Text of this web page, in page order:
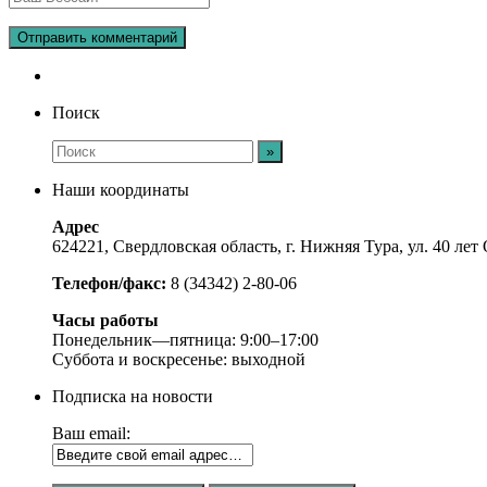
Поиск
Наши координаты
Адрес
624221, Свердловская область, г. Нижняя Тура, ул. 40 лет
Телефон/факс: 8 (34342) 2-80-06
Часы работы
Понедельник—пятница: 9:00–17:00
Суббота и воскресенье: выходной
Подписка на новости
Ваш email: